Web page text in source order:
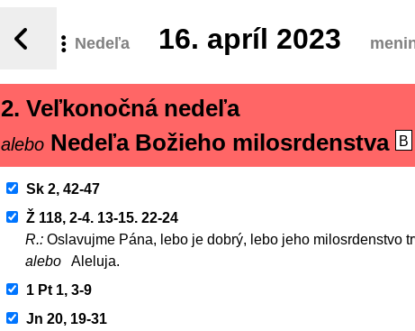
Nedeľa 16. apríl 2023
2. Veľkonočná nedeľa
alebo Nedeľa Božieho milosrdenstva B
Sk 2, 42-47
Ž 118, 2-4. 13-15. 22-24
R.: Oslavujme Pána, lebo je dobrý, lebo jeho milosrdenstvo
alebo
Aleluja.
1 Pt 1, 3-9
Jn 20, 19-31